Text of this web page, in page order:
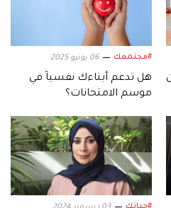
#مجتمعك 06 يونيو 2025
هل تدعم أبناءك نفسياً في
موسم الامتحانات؟